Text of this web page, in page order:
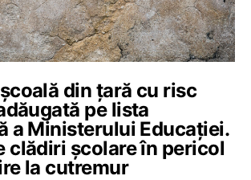
din țară cu risc
pe lista
a Ministerului Educației.
clădiri școlare în pericol
la cutremur